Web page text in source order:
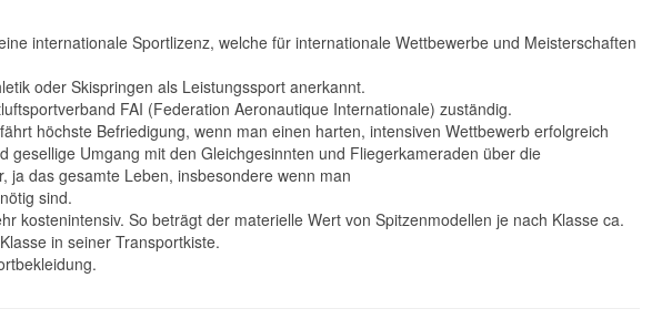
internationale Sportlizenz, welche für internationale Wettbewerbe und Meisterschaften
oder Skispringen als Leistungssport anerkannt.
FAI (Federation Aeronautique Internationale) zuständig.
höchste Befriedigung, wenn man einen harten, intensiven Wettbewerb erfolgreich
Umgang mit den Gleichgesinnten und Fliegerkameraden über die
ja das gesamte Leben, insbesondere wenn man
sind.
kostenintensiv. So beträgt der materielle Wert von Spitzenmodellen je nach Klasse ca.
in seiner Transportkiste.